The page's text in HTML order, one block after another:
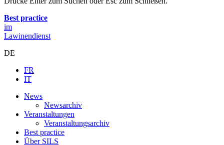
Best practice
im
Lawinendienst
DE
FR
IT
News
Newsarchiv
Veranstaltungen
Veranstaltungsarchiv
Best practice
Über SILS